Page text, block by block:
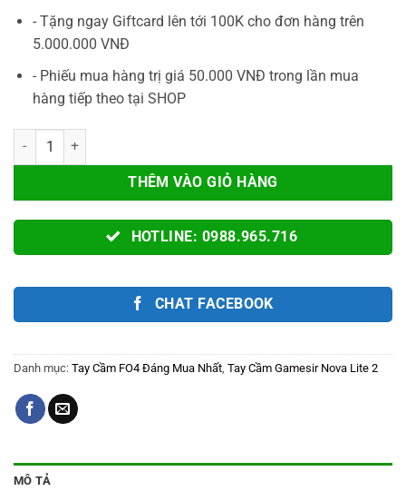
- Tặng ngay Giftcard lên tới 100K cho đơn hàng trên
5.000.000 VNĐ
- Phiếu mua hàng trị giá 50.000 VNĐ trong lần mua
hàng tiếp theo tại SHOP
Tay Cầm Chơi Game GameSir NOVA 2 LITE Chính Hãng Chơi Game
THÊM VÀO GIỎ HÀNG
HOTLINE: 0988.965.716
CHAT FACEBOOK
Danh mục: Tay Cầm FO4 Đáng Mua Nhất Tay Cầm Gamesir Nova Lite 2
MÔ TẢ